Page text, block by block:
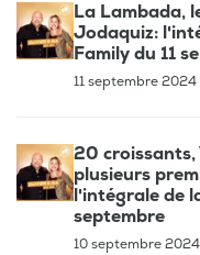
La Lambada,
Jodaquiz:
Family du 11
11 septembre 2024
20 croissants,
plusieurs
l'intégrale de
septembre
10 septembre 2024